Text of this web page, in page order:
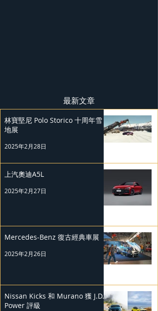
最新文章
林寶堅尼 Polo Storico 十周年雪
地展
2025年2月28日
上汽奧迪A5L
2025年2月27日
Mercedes-Benz 復古經典車展
2025年2月26日
Nissan Kicks 和 Murano 獲 J.D.
Power 評級